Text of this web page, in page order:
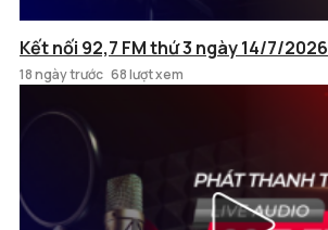
Kết nối 92,7 FM thứ 3 ngày 14/7/2026
18 ngày trước 68 lượt xem